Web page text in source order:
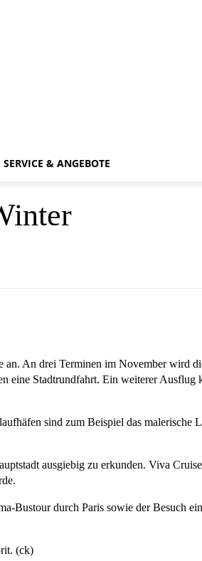
SERVICE & ANGEBOTE
an. An drei Terminen im November wird
eine Stadtrundfahrt. Ein weiterer Ausflug
sind zum Beispiel das malerische
ausgiebig zu erkunden. Viva
Bustour durch Paris sowie der Besuch
(ck)